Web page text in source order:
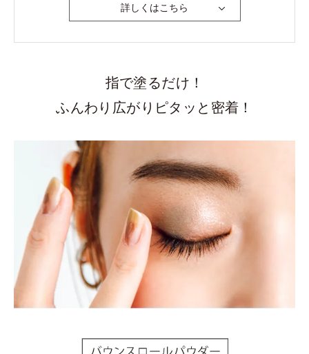
Yes No
Yes
ゴールドのアクセサリーは、しっくり来ない気がする。
Yes No
青い文字 の回答が多い人はブルベ、
黄色の文字の回答が多い人はイエベです。
詳しくはこちら
指で塗るだけ！
ふんわり広がりピタッと密着！